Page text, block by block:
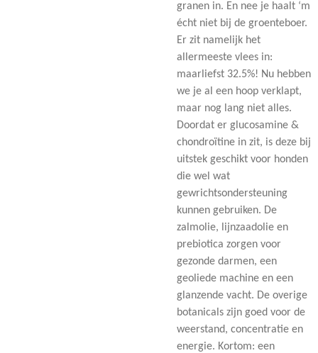
granen in. En nee je haalt ‘m
écht niet bij de groenteboer.
Er zit namelijk het
allermeeste vlees in:
maarliefst 32.5%! Nu hebben
we je al een hoop verklapt,
maar nog lang niet alles.
Doordat er glucosamine &
chondroïtine in zit, is deze bij
uitstek geschikt voor honden
die wel wat
gewrichtsondersteuning
kunnen gebruiken. De
zalmolie, lijnzaadolie en
prebiotica zorgen voor
gezonde darmen, een
geoliede machine en een
glanzende vacht. De overige
botanicals zijn goed voor de
weerstand, concentratie en
energie. Kortom: een